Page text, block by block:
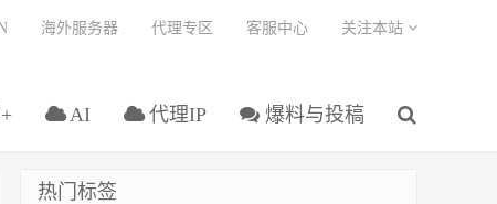
AI 代理IP 爆料与投稿
海外服务器 代理专区 客服中心 关注本站
热门标签